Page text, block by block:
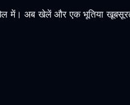
में। अब खेलें और एक भूतिया